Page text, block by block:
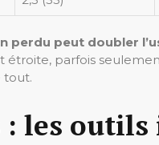
perdu peut doubler
étroite, parfois
tout.
les outils